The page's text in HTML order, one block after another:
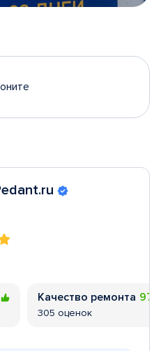
Качество ремонта
305 оценок